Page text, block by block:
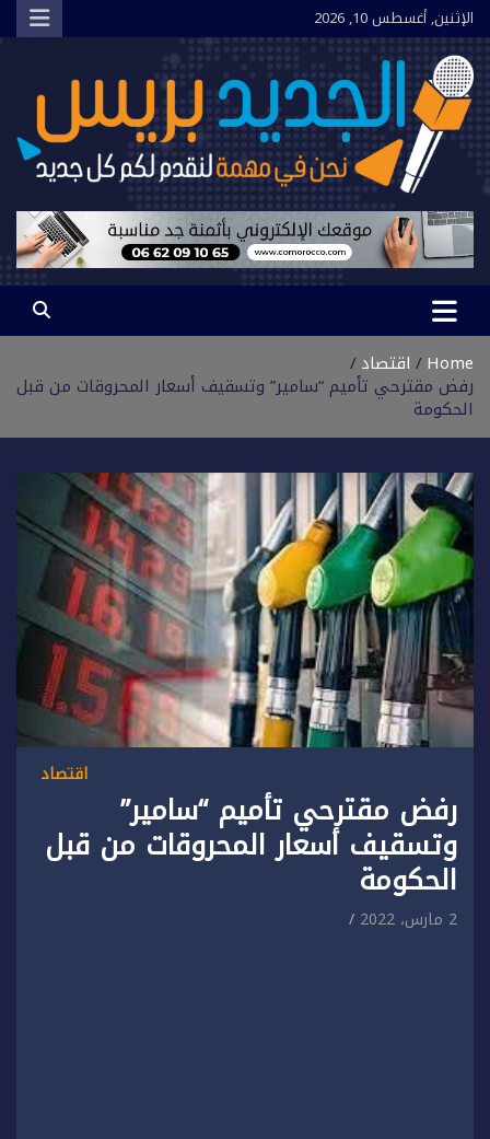
Skip
to
content
الإثنين, أغسطس 10, 2026
الجديد بريس
نحن في مهمة لنقدم لكم كل جديد
Home اقتصاد
رفض مقترحي تأميم “سامير” وتسقيف أسعار المحروقات من قبل
الحكومة
اقتصاد
رفض مقترحي تأميم “سامير”
وتسقيف أسعار المحروقات من قبل
الحكومة
2 مارس، 2022